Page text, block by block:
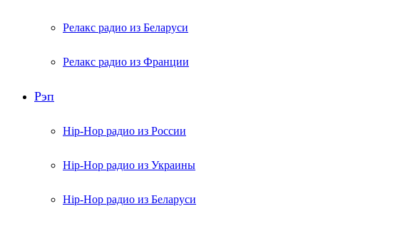
Релакс радио из Беларуси
Релакс радио из Франции
Рэп
Hip-Hop радио из России
Hip-Hop радио из Украины
Hip-Hop радио из Беларуси